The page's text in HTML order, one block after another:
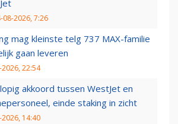
08-2026, 7:26
mag kleinste telg 737 MAX-familie
gaan leveren
2026, 22:54
akkoord tussen WestJet en
einde staking in zicht
2026, 14:40